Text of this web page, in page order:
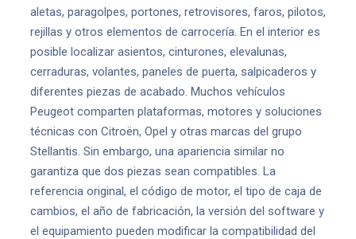
aletas, paragolpes, portones, retrovisores, faros, pilotos,
rejillas y otros elementos de carrocería. En el interior es
posible localizar asientos, cinturones, elevalunas,
cerraduras, volantes, paneles de puerta, salpicaderos y
diferentes piezas de acabado. Muchos vehículos
Peugeot comparten plataformas, motores y soluciones
técnicas con Citroën, Opel y otras marcas del grupo
Stellantis. Sin embargo, una apariencia similar no
garantiza que dos piezas sean compatibles. La
referencia original, el código de motor, el tipo de caja de
cambios, el año de fabricación, la versión del software y
el equipamiento pueden modificar la compatibilidad del